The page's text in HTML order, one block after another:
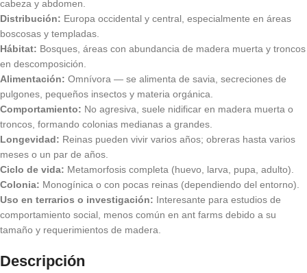
cabeza y abdomen.
Distribución: Europa occidental y central, especialmente en áreas
boscosas y templadas.
Hábitat: Bosques, áreas con abundancia de madera muerta y troncos
en descomposición.
Alimentación: Omnívora — se alimenta de savia, secreciones de
pulgones, pequeños insectos y materia orgánica.
Comportamiento: No agresiva, suele nidificar en madera muerta o
troncos, formando colonias medianas a grandes.
Longevidad: Reinas pueden vivir varios años; obreras hasta varios
meses o un par de años.
Ciclo de vida: Metamorfosis completa (huevo, larva, pupa, adulto).
Colonia: Monogínica o con pocas reinas (dependiendo del entorno).
Uso en terrarios o investigación: Interesante para estudios de
comportamiento social, menos común en ant farms debido a su
tamaño y requerimientos de madera.
Descripción